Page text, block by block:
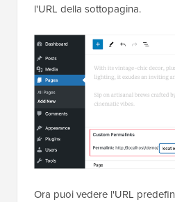
l'URL della sottopagina.
Ora puoi vedere l'URL